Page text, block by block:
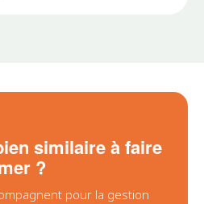
similaire à faire
?
pour la gestion